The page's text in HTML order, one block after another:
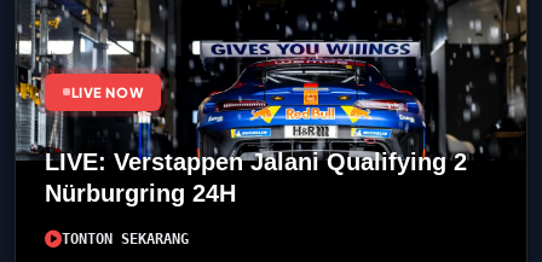
LIVE NOW
LIVE: Verstappen Jalani Qualifying 2
Nürburgring 24H
TONTON SEKARANG